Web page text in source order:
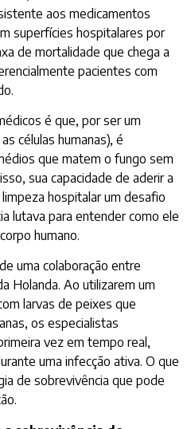
aos medicamentos
superfícies hospitalares por
de mortalidade que chega a
pacientes com
é que, por ser um
células humanas), é
que matem o fungo sem
sua capacidade de aderir a
hospitalar um desafio
lutava para entender como ele
humano.
uma colaboração entre
Holanda. Ao utilizarem um
larvas de peixes que
os especialistas
vez em tempo real,
uma infecção ativa. O que
de sobrevivência que pode